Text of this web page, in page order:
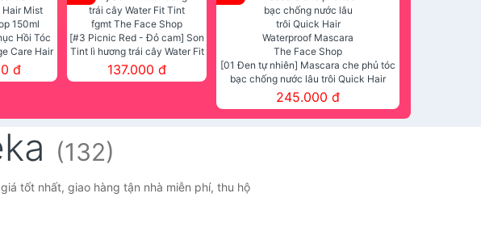
Hồi Tóc
Care Hair
150ml
đ
[#3 Picnic Red - Đỏ cam] Son
Tint lì hương trái cây Water Fit
Tint fgmt The Face Shop
137.000 đ
[01 Đen tự nhiên] Mascara che phủ tóc
bạc chống nước lâu trôi Quick Hair
Waterproof Mascara The Face Shop
245.000 đ
(132)
tốt nhất, giao hàng tận nhà miễn phí, thu hộ